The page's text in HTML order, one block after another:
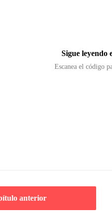
Sigue leyendo
Escanea el código
anterior